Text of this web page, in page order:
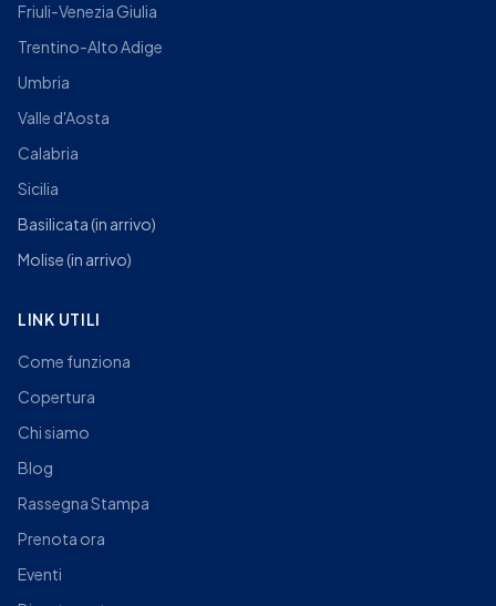
Friuli-Venezia Giulia
Trentino-Alto Adige
Umbria
Valle d'Aosta
Calabria
Sicilia
Basilicata(in arrivo)
Molise(in arrivo)
LINK UTILI
Come funziona
Copertura
Chi siamo
Blog
Rassegna Stampa
Prenota ora
Eventi